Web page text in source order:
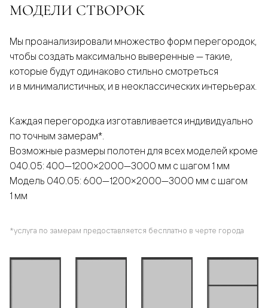
МОДЕЛИ СТВОРОК
Мы проанализировали множество форм перегородок,
чтобы создать максимально выверенные — такие,
которые будут одинаково стильно смотреться
и в минималистичных, и в неоклассических интерьерах.
Каждая перегородка изготавливается индивидуально
по точным замерам*.
Возможные размеры полотен для всех моделей кроме
040.05: 400—1200×2000—3000 мм с шагом 1 мм
Модель 040.05: 600—1200×2000—3000 мм с шагом
1 мм
*услуга по замерам предоставляется бесплатно в черте города